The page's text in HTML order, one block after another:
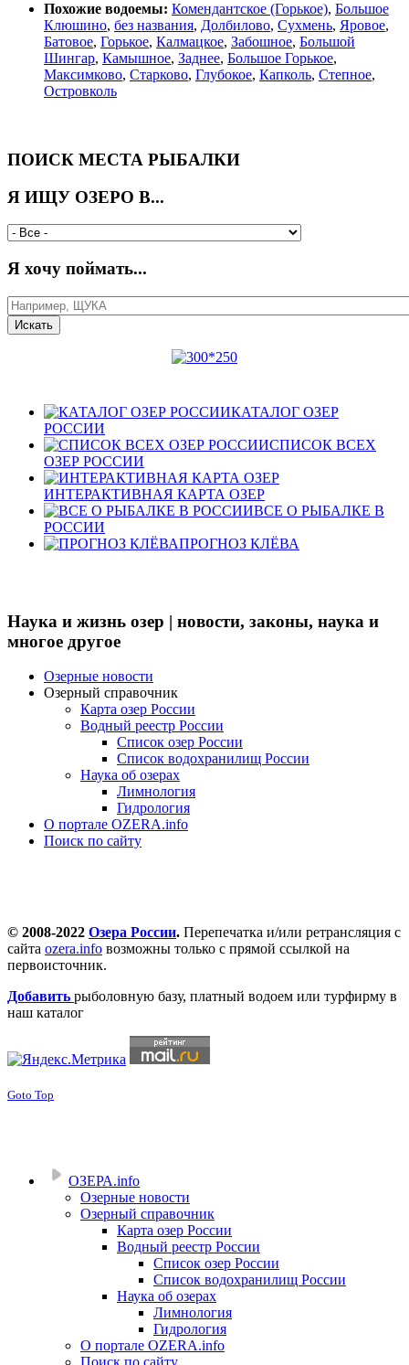
Похожие водоемы: Комендантское (Горькое), Большое
Клюшино, без названия, Долбилово, Сухмень, Яровое,
Батовое, Горькое, Калмацкое, Забошное, Большой
Шингар, Камышное, Заднее, Большое Горькое,
Максимково, Старково, Глубокое, Капколь, Степное,
Островколь
ПОИСК МЕСТА РЫБАЛКИ
Я ИЩУ ОЗЕРО В...
Я хочу поймать...
КАТАЛОГ ОЗЕР
РОССИИ
СПИСОК ВСЕХ
ОЗЕР РОССИИ
ИНТЕРАКТИВНАЯ КАРТА ОЗЕР
ВСЕ О РЫБАЛКЕ В
РОССИИ
ПРОГНОЗ КЛЁВА
Наука и жизнь озер | новости, законы, наука и
многое другое
Озерные новости
Озерный справочник
Карта озер России
Водный реестр России
Список озер России
Список водохранилищ России
Наука об озерах
Лимнология
Гидрология
О портале OZERA.info
Поиск по сайту
© 2008-2022 Озера России. Перепечатка и/или ретрансляция с
сайта ozera.info возможны только с прямой ссылкой на
первоисточник.
Добавить рыболовную базу, платный водоем или турфирму в
наш каталог
Goto Top
ОЗЕРА.info
Озерные новости
Озерный справочник
Карта озер России
Водный реестр России
Список озер России
Список водохранилищ России
Наука об озерах
Лимнология
Гидрология
О портале OZERA.info